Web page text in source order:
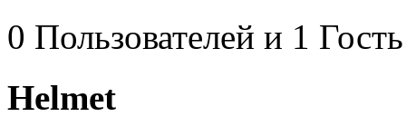
0 Пользователей и 1
Helmet